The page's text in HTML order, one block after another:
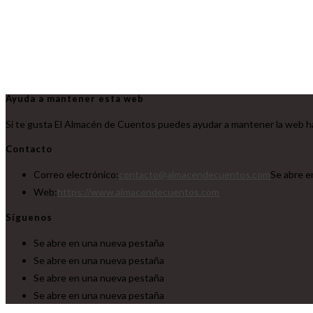
Ayuda a mantener esta web
Si te gusta El Almacén de Cuentos puedes ayudar a mantener la web
Contacto
Correo electrónico:
Se abre
Web:
Síguenos
Se abre en una nueva pestaña
Se abre en una nueva pestaña
Se abre en una nueva pestaña
Se abre en una nueva pestaña